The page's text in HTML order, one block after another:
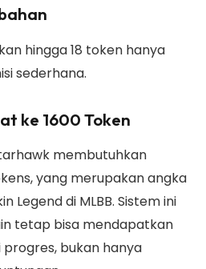
hingga 18 token hanya
sederhana.
ke 1600 Token
membutuhkan
yang merupakan angka
Legend di MLBB. Sistem ini
tetap bisa mendapatkan
progres, bukan hanya